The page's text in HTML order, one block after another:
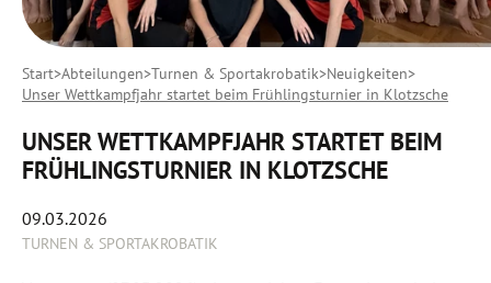
Start Abteilungen Turnen & Sportakrobatik Neuigkeiten
Unser Wettkampfjahr startet beim Frühlingsturnier in Klotzsche
UNSER WETTKAMPFJAHR STARTET BEIM
FRÜHLINGSTURNIER IN KLOTZSCHE
09.03.2026
TURNEN & SPORTAKROBATIK